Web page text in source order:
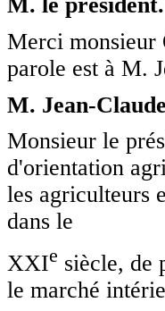
M. le président.
Merci monsieur
parole est à M.
M. Jean-
Monsieur le
d'orientation
les agriculteurs
dans le
XXIe siècle, de
le marché